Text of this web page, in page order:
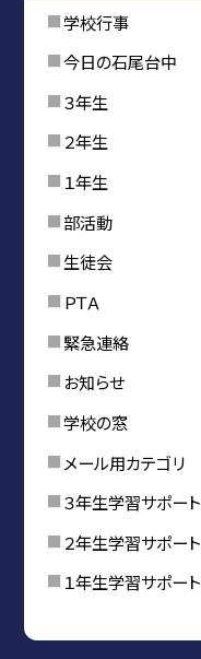
学校行事
今日の石尾台中
３年生
２年生
１年生
部活動
生徒会
ＰＴＡ
緊急連絡
お知らせ
学校の窓
メール用カテゴリ
３年生学習サポート
２年生学習サポート
１年生学習サポート